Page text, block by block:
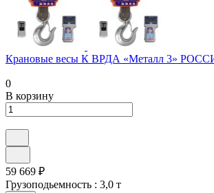
Крановые весы К ВРДА «Металл 3»
0
В корзину
59 669 ₽
Грузоподьемность : 3,0 т